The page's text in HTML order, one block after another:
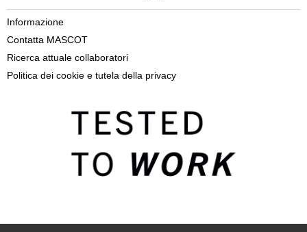
Informazione
Contatta MASCOT
Ricerca attuale collaboratori
Politica dei cookie e tutela della privacy